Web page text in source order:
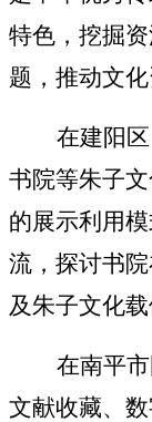
特色，挖掘
题，推动文
在建阳区
书院等朱子
的展示利用
流，探讨书
及 朱子文化
在南平市
文献收藏、